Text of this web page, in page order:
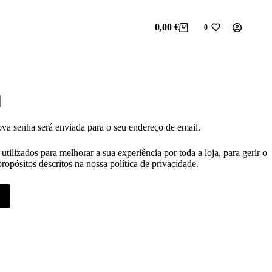
Carrinho
0,00 € Wishlist
0
senha será enviada para o seu endereço de email.
utilizados para melhorar a sua experiência por toda a loja, para gerir o
descritos na nossa política de privacidade.